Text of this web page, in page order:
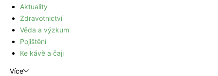
Aktuality
Zdravotnictví
Věda a výzkum
Pojištění
Ke kávě a čaji
Více